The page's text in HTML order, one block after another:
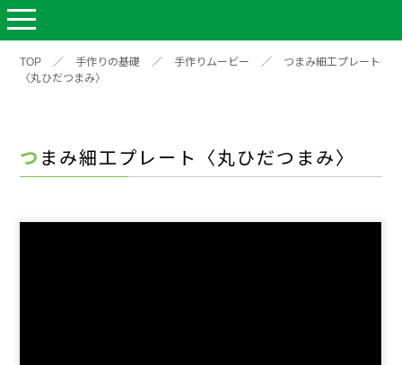
TOP ／ 手作りの基礎 ／ 手作りムービー ／
つまみ細工プレート
〈丸ひだつまみ〉
つまみ細工プレート〈丸ひだつまみ〉